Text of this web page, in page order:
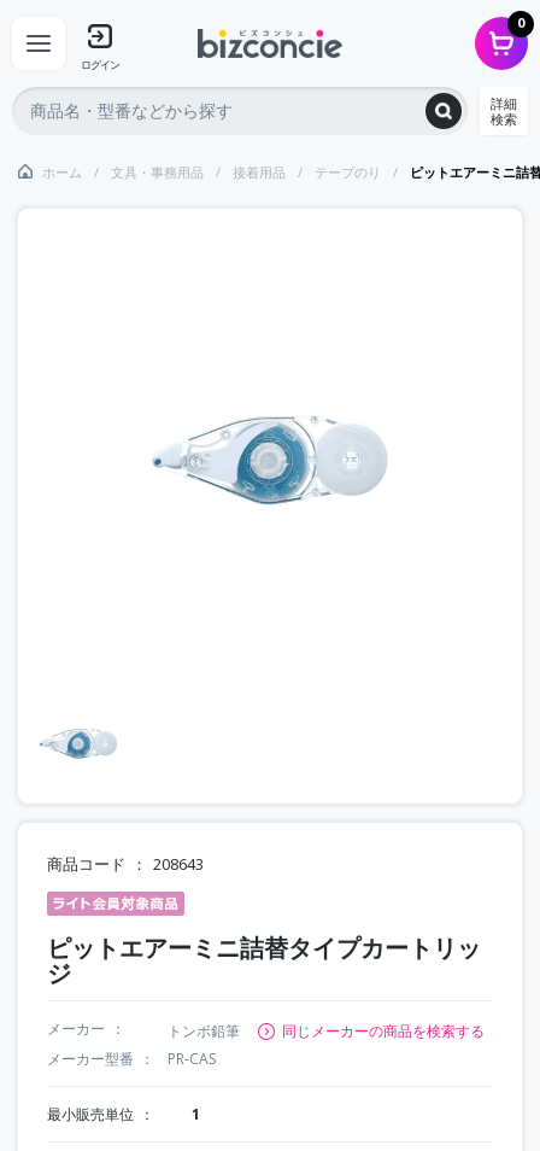
ログイン
0
詳細
検索
ホーム 文具・事務用品 接着用品 テープのり ピットエアーミニ詰
商品コード 208643
ピットエアーミニ詰替タイプカートリッ
ジ
メーカー トンボ鉛筆
同じメーカーの商品を検索する
メーカー型番
PR-CAS
最小販売単位 1